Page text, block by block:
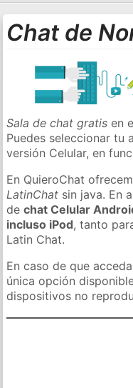
Chat de
Sala de chat gratis en
Puedes seleccionar tu
versión Celular, en
En QuieroChat
LatinChat sin java. En
dechat Celular
incluso iPod, tanto
Latin Chat.
En caso de que
única opción
dispositivos no